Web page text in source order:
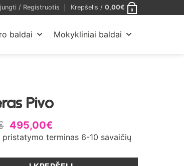
/ Registruotis Krepšelis / 0,00€ 0
baldai Mokykliniai baldai
Pivo
495,00€
pristatymo terminas 6-10 savaičių